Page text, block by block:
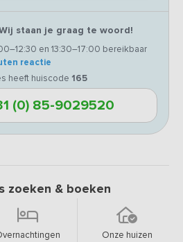
staan je graag te woord!
en 13:30–17:00 bereikbaar
reactie
heeft huiscode 165
(0) 85-9029520
zoeken & boeken
Onze huizen